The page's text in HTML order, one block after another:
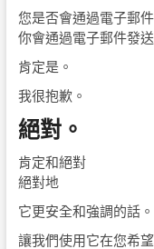
您是否會通過電子郵
你會通過電子郵件發
肯定是。
我很抱歉。
絕對。
肯定和絕對
絕對地
它更安全和強調的話。
讓我們使用它在您希